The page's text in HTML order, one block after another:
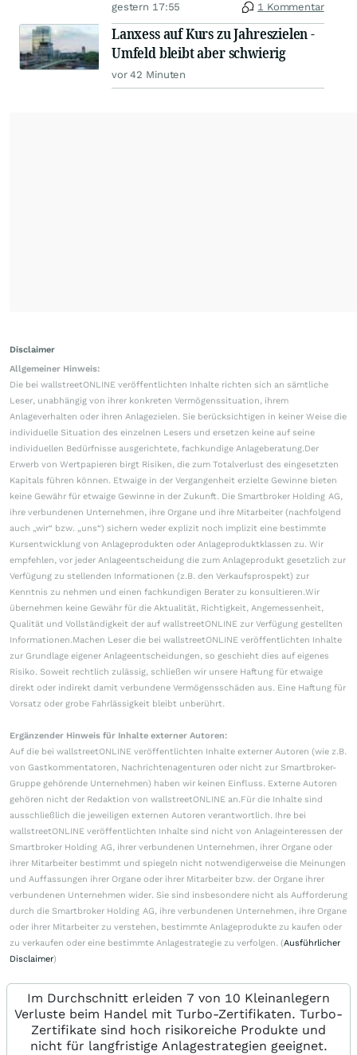
gestern 17:55 1 Kommentar
Lanxess auf Kurs zu Jahreszielen -
Umfeld bleibt aber schwierig
vor 42 Minuten
Disclaimer
Allgemeiner Hinweis:
Die bei wallstreetONLINE veröffentlichten Inhalte richten sich an sämtliche
Leser, unabhängig von ihrer konkreten Vermögenssituation, ihrem
Anlageverhalten oder ihren Anlagezielen. Sie berücksichtigen in keiner Weise die
individuelle Situation des einzelnen Lesers und ersetzen keine auf seine
individuellen Bedürfnisse ausgerichtete, fachkundige Anlageberatung.Der
Erwerb von Wertpapieren birgt Risiken, die zum Totalverlust des eingesetzten
Kapitals führen können. Etwaige in der Vergangenheit erzielte Gewinne bieten
keine Gewähr für etwaige Gewinne in der Zukunft. Die Smartbroker Holding AG,
ihre verbundenen Unternehmen, ihre Organe und ihre Mitarbeiter (nachfolgend
auch „wir“ bzw. „uns“) sichern weder explizit noch implizit eine bestimmte
Kursentwicklung von Anlageprodukten oder Anlageproduktklassen zu. Wir
empfehlen, vor jeder Anlageentscheidung die zum Anlageprodukt gesetzlich zur
Verfügung zu stellenden Informationen (z.B. den Verkaufsprospekt) zur
Kenntnis zu nehmen und einen fachkundigen Berater zu konsultieren.Wir
übernehmen keine Gewähr für die Aktualität, Richtigkeit, Angemessenheit,
Qualität und Vollständigkeit der auf wallstreetONLINE zur Verfügung gestellten
Informationen.Machen Leser die bei wallstreetONLINE veröffentlichten Inhalte
zur Grundlage eigener Anlageentscheidungen, so geschieht dies auf eigenes
Risiko. Soweit rechtlich zulässig, schließen wir unsere Haftung für etwaige
direkt oder indirekt damit verbundene Vermögensschäden aus. Eine Haftung für
Vorsatz oder grobe Fahrlässigkeit bleibt unberührt.
Ergänzender Hinweis für Inhalte externer Autoren:
Auf die bei wallstreetONLINE veröffentlichten Inhalte externer Autoren (wie z.B.
von Gastkommentatoren, Nachrichtenagenturen oder nicht zur Smartbroker-
Gruppe gehörende Unternehmen) haben wir keinen Einfluss. Externe Autoren
gehören nicht der Redaktion von wallstreetONLINE an.Für die Inhalte sind
ausschließlich die jeweiligen externen Autoren verantwortlich. Ihre bei
wallstreetONLINE veröffentlichten Inhalte sind nicht von Anlageinteressen der
Smartbroker Holding AG, ihrer verbundenen Unternehmen, ihrer Organe oder
ihrer Mitarbeiter bestimmt und spiegeln nicht notwendigerweise die Meinungen
und Auffassungen ihrer Organe oder ihrer Mitarbeiter bzw. der Organe ihrer
verbundenen Unternehmen wider. Sie sind insbesondere nicht als Aufforderung
durch die Smartbroker Holding AG, ihre verbundenen Unternehmen, ihre Organe
oder ihrer Mitarbeiter zu verstehen, bestimmte Anlageprodukte zu kaufen oder
zu verkaufen oder eine bestimmte Anlagestrategie zu verfolgen. (Ausführlicher
Disclaimer)
Im Durchschnitt erleiden 7 von 10 Kleinanlegern
Verluste beim Handel mit Turbo-Zertifikaten. Turbo-
Zertifikate sind hoch risikoreiche Produkte und
nicht für langfristige Anlagestrategien geeignet.